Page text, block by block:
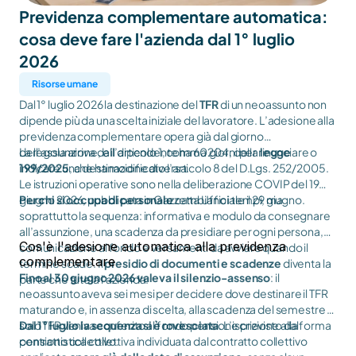
Previdenza complementare automatica:
cosa deve fare l'azienda dal 1° luglio
2026
Risorse umane
Dal 1° luglio 2026 la destinazione delTFRdi un neoassunto non
dipende più da una scelta iniziale del lavoratore. L’adesione alla
previdenza complementare opera già dal giorno
dell’assunzione, e il dipendente ha 60 giorni per rinunciare o
indicare una destinazione diversa.
La regola arriva dall’articolo 1, comma 204, dellalegge
199/2025, che ha modificato l’articolo 8 del D.Lgs. 252/2005.
Le istruzioni operative sono nella deliberazione COVIP del 19
giugno 2026, pubblicata in Gazzetta Ufficiale il 29 giugno.
Per chi si occupa di personalecambiano i tempi, ma
soprattutto la sequenza: informativa e modulo da consegnare
all’assunzione, una scadenza da presidiare per ogni persona,
comunicazione al fondo e versamenti da avviare quando il
termine scade. Ilpresidio di documenti e scadenzediventa la
parte che tutela l’azienda.
Cos'è l'adesione automatica alla previdenza
complementare
Fino al 30 giugno 2026 valeva il silenzio-assenso: il
neoassunto aveva sei mesi per decidere dove destinare il TFR
maturando e, in assenza di scelta, alla scadenza del semestre il
solo TFR veniva conferito al fondo pensione previsto dal
contratto collettivo.
Dal 1° luglio la sequenza si è rovesciata. L’iscrizione alla forma
pensionistica collettiva individuata dal contratto collettivo